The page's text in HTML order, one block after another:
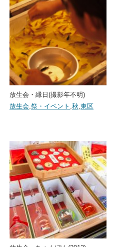
放生会・縁日(撮影年不明)
放生会,祭・イベント ,秋,東区